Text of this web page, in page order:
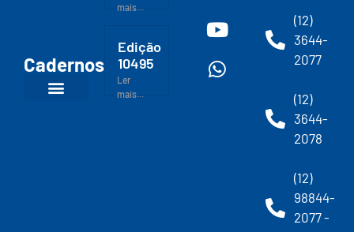
Cadernos
mais...
Edição
10495
Ler
mais...
(12)
3644-
2077
(12)
3644-
2078
(12)
98844-
2077 -